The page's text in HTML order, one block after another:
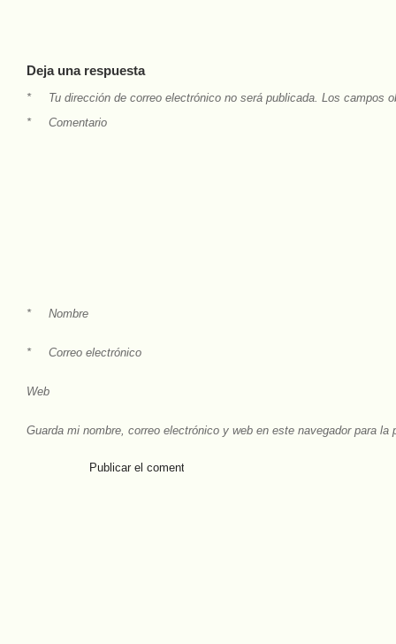
Deja una respuesta
Tu dirección de correo electrónico no será publicada. Los campos
*
Comentario
*
Nombre
*
Correo electrónico
*
Web
Guarda mi nombre, correo electrónico y web en este navegador para la